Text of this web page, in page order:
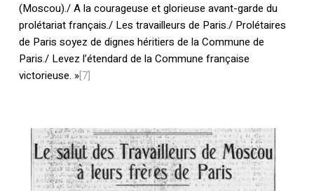
(Moscou)./ A la courageuse et glorieuse avant-garde du
prolétariat français./ Les travailleurs de Paris./ Prolétaires
de Paris soyez de dignes héritiers de la Commune de
Paris./ Levez l’étendard de la Commune française
victorieuse. »[7]